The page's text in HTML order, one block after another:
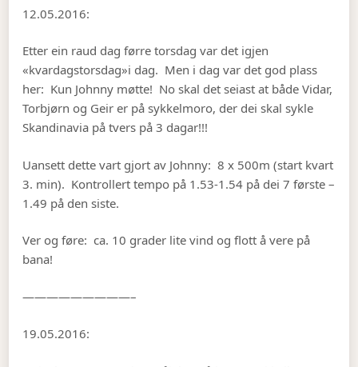
12.05.2016:
Etter ein raud dag førre torsdag var det igjen
«kvardagstorsdag»i dag. Men i dag var det god plass
her: Kun Johnny møtte! No skal det seiast at både Vidar,
Torbjørn og Geir er på sykkelmoro, der dei skal sykle
Skandinavia på tvers på 3 dagar!!!
Uansett dette vart gjort av Johnny: 8 x 500m (start kvart
3. min). Kontrollert tempo på 1.53-1.54 på dei 7 første –
1.49 på den siste.
Ver og føre: ca. 10 grader lite vind og flott å vere på
bana!
—————————–
19.05.2016: